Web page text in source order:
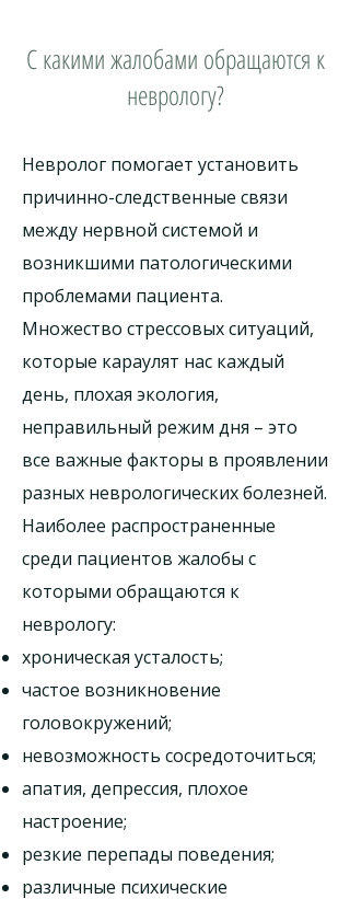
С какими жалобами обращаются к
неврологу?
Невролог помогает установить
причинно-следственные связи
между нервной системой и
возникшими патологическими
проблемами пациента.
Множество стрессовых ситуаций,
которые караулят нас каждый
день, плохая экология,
неправильный режим дня – это
все важные факторы в проявлении
разных неврологических болезней.
Наиболее распространенные
среди пациентов жалобы с
которыми обращаются к
неврологу:
хроническая усталость;
частое возникновение
головокружений;
невозможность сосредоточиться;
апатия, депрессия, плохое
настроение;
резкие перепады поведения;
различные психические